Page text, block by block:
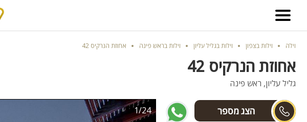
וילה וילות בצפון וילות בגליל עליון וילות בראש פינה אחוזת הנרקיס 42
אחוזת הנרקיס 42
גליל עליון, ראש פינה
ניב/ גל 1/24